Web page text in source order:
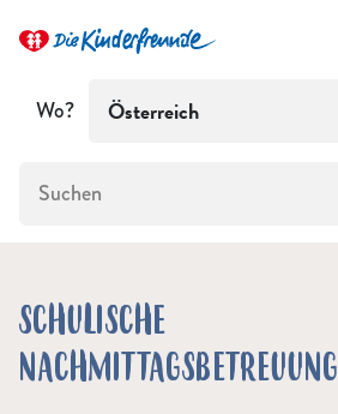
Wo? Österreich
SCHULISCHE
NACHMITTAGSBETREUUNG